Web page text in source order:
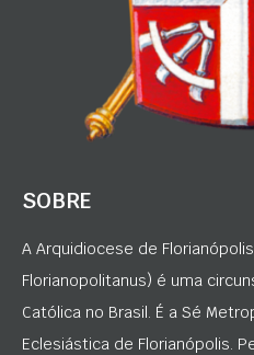
SOBRE
A Arquidiocese de
Florianopolitanus) é uma
Católica no Brasil. É a Sé
Eclesiástica de Florianópolis.